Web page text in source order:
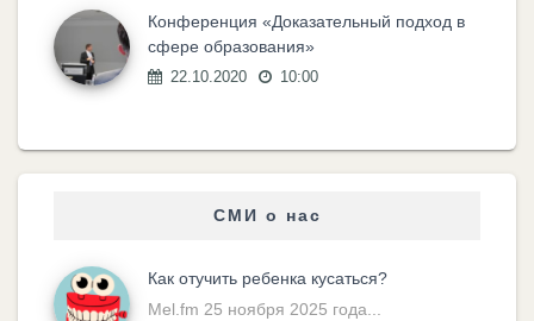
Конференция «Доказательный подход в
сфере образования»
22.10.2020 10:00
СМИ о нас
Как отучить ребенка кусаться?
Mel.fm 25 ноября 2025 года...